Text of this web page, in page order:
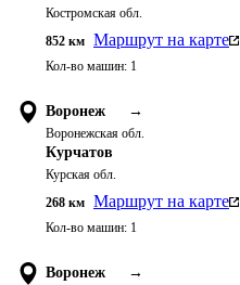
Костромская обл.
852 км Маршрут на карте
Кол-во машин: 1
Воронеж →
Воронежская обл.
Курчатов
Курская обл.
268 км Маршрут на карте
Кол-во машин: 1
Воронеж →